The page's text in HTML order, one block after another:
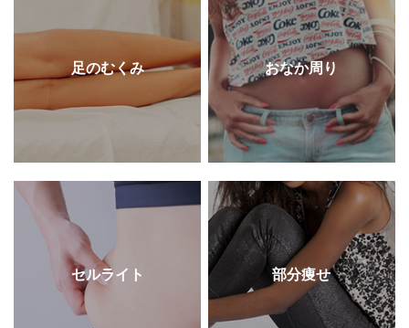
足のむくみ おなか周り
セルライト 部分痩せ